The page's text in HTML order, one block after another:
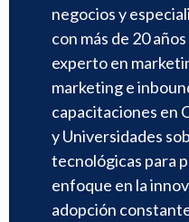
negocios y
con más de 20
experto en
marketing e
capacitaciones en
y Universidades
tecnológicas para
enfoque en la
adopción